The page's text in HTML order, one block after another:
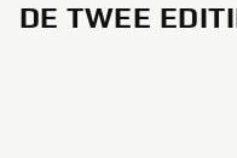
DE TWEE